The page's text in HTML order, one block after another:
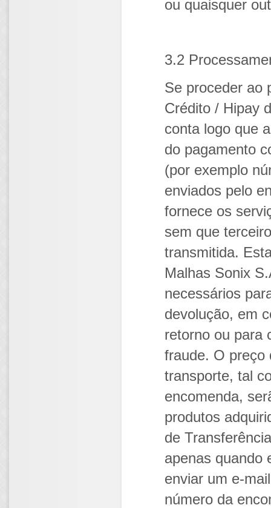
ou quaisquer
3.2
Se proceder ao
Crédito / Hipay
conta logo que
do pagamento
(por exemplo
enviados pelo
fornece os
sem que
transmitida.
Malhas Sonix
necessários
devolução, em
retorno ou para
fraude. O preço
transporte, tal
encomenda,
produtos
de
apenas quando
enviar um e-
número da